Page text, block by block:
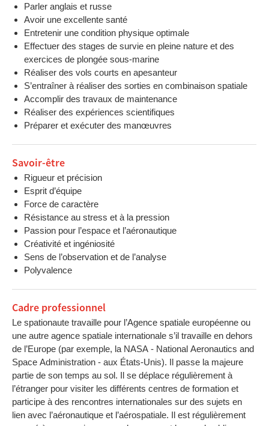
Parler anglais et russe
Avoir une excellente santé
Entretenir une condition physique optimale
Effectuer des stages de survie en pleine nature et des
exercices de plongée sous-marine
Réaliser des vols courts en apesanteur
S’entraîner à réaliser des sorties en combinaison spatiale
Accomplir des travaux de maintenance
Réaliser des expériences scientifiques
Préparer et exécuter des manœuvres
Savoir-être
Rigueur et précision
Esprit d’équipe
Force de caractère
Résistance au stress et à la pression
Passion pour l’espace et l’aéronautique
Créativité et ingéniosité
Sens de l’observation et de l’analyse
Polyvalence
Cadre professionnel
Le spationaute travaille pour l’Agence spatiale européenne ou
une autre agence spatiale internationale s’il travaille en dehors
de l’Europe (par exemple, la NASA - National Aeronautics and
Space Administration - aux États-Unis). Il passe la majeure
partie de son temps au sol. Il se déplace régulièrement à
l’étranger pour visiter les différents centres de formation et
participe à des rencontres internationales sur des sujets en
lien avec l’aéronautique et l’aérospatiale. Il est régulièrement